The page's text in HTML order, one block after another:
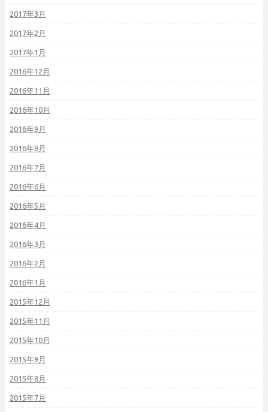
2017年3月
2017年2月
2017年1月
2016年12月
2016年11月
2016年10月
2016年9月
2016年8月
2016年7月
2016年6月
2016年5月
2016年4月
2016年3月
2016年2月
2016年1月
2015年12月
2015年11月
2015年10月
2015年9月
2015年8月
2015年7月